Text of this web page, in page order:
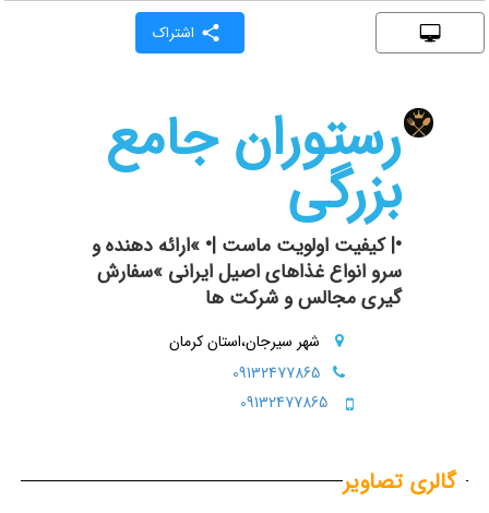
اشتراک
رستوران جامع
بزرگی
•| کیفیت اولویت ماست |• »ارائه دهنده و
سرو انواع غذاهای اصیل ایرانی »سفارش
گیری مجالس و شرکت ها
شهر سیرجان،استان کرمان
09132477865
09132477865
گالری تصاویر